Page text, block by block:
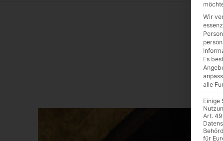
Wir
Es
alle
Einige
Art. 49
für